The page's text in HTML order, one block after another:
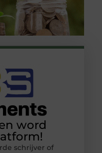
word
schrijver of